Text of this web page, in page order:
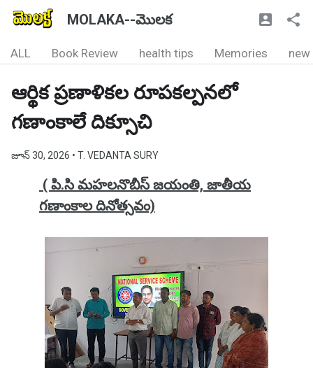
MOLAKA--మొలక
ALL Book Review health tips Memories new
ఆర్థిక ప్రణాళికల రూపకల్పనలో
గణాంకాలే దిక్సూచి
జూన్ 30, 2026 • T. VEDANTA SURY
( పి.సి మహలనొబీస్ జయంతి, జాతీయ
గణాంకాల దినోత్సవం)